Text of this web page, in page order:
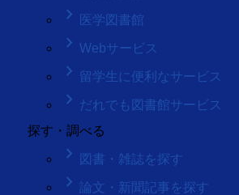
keyboard_arrow_right 医学図書館
keyboard_arrow_right Webサービス
keyboard_arrow_right 留学生に便利なサービス
keyboard_arrow_right だれでも図書館サービス
探す・調べる
keyboard_arrow_right 図書・雑誌を探す
keyboard_arrow_right 論文・新聞記事を探す